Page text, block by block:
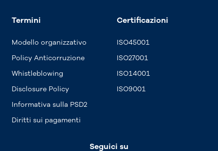
Termini
Modello organizzativo
Policy Anticorruzione
Whistleblowing
Disclosure Policy
Informativa sulla PSD2
Diritti sui pagamenti
Certificazioni
ISO45001
ISO27001
ISO14001
ISO9001
Seguici su